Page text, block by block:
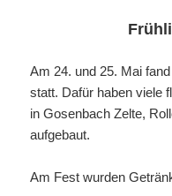
Am 24. und 25. Mai
statt. Dafür haben viele
in Gosenbach Zelte,
aufgebaut.
Am Fest wurden